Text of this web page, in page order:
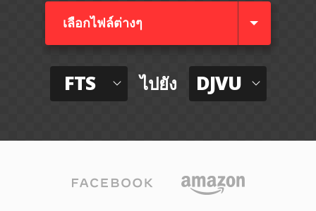
เลือกไฟล์ต่างๆ​
FTS ไปยัง DJVU